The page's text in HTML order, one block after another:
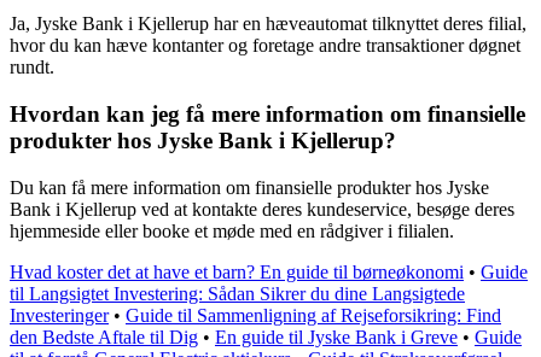
Ja, Jyske Bank i Kjellerup har en hæveautomat tilknyttet deres filial,
hvor du kan hæve kontanter og foretage andre transaktioner døgnet
rundt.
Hvordan kan jeg få mere information om finansielle
produkter hos Jyske Bank i Kjellerup?
Du kan få mere information om finansielle produkter hos Jyske
Bank i Kjellerup ved at kontakte deres kundeservice, besøge deres
hjemmeside eller booke et møde med en rådgiver i filialen.
Hvad koster det at have et barn? En guide til børneøkonomi • Guide
til Langsigtet Investering: Sådan Sikrer du dine Langsigtede
Investeringer• Guide til Sammenligning af Rejseforsikring: Find
den Bedste Aftale til Dig • En guide til Jyske Bank i Greve • Guide